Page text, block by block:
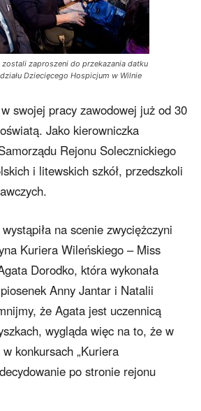
zostali zaproszeni do przekazania datku
Dziecięcego Hospicjum w Wilnie
swojej pracy zawodowej już od 30
Jako kierowniczka
Rejonu Solecznickiego
i litewskich szkół, przedszkoli
na scenie zwyciężczyni
Kuriera Wileńskiego – Miss
Dorodko, która wykonała
Anny Jantar i Natalii
że Agata jest uczennicą
wygląda więc na to, że w
konkursach „Kuriera
po stronie rejonu